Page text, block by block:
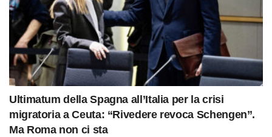
Ultimatum della Spagna all’Italia per la crisi
migratoria a Ceuta: “Rivedere revoca Schengen”.
Ma Roma non ci sta